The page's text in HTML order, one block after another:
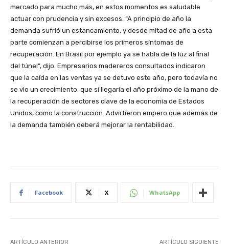
mercado para mucho más, en estos momentos es saludable
actuar con prudencia y sin excesos. “A principio de año la
demanda sufrió un estancamiento, y desde mitad de año a esta
parte comienzan a percibirse los primeros síntomas de
recuperación. En Brasil por ejemplo ya se habla de la luz al final
del túnel”, dijo. Empresarios madereros consultados indicaron
que la caída en las ventas ya se detuvo este año, pero todavía no
se vio un crecimiento, que sí llegaría el año próximo de la mano de
la recuperación de sectores clave de la economía de Estados
Unidos, como la construcción. Advirtieron empero que además de
la demanda también deberá mejorar la rentabilidad.
Facebook X WhatsApp
ARTÍCULO ANTERIOR ARTÍCULO SIGUIENTE